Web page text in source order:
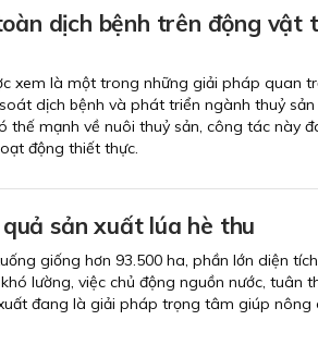
dịch bệnh trên động vật
xem là một trong những giải pháp quan
dịch bệnh và phát triển ngành thuỷ
thế mạnh về nuôi thuỷ sản, công tác này
động thiết thực.
sản xuất lúa hè thu
giống hơn 93.500 ha, phần lớn diện
lường, việc chủ động nguồn nước, tuân
đang là giải pháp trọng tâm giúp nông